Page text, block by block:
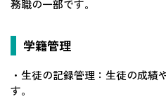
務職の一部です。
学籍管理
・生徒の記録管理：生徒の成績
す。